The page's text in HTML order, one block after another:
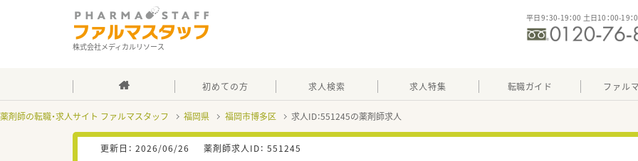
株式会社メディカルリソース
平日9：30-19：00 土日10：00-19
初めての方 求人検索 求人特集 転職ガイド ファル
薬剤師の転職・求人サイト ファルマスタッフ 福岡県 福岡市博多区 求人ID：551245の薬剤師求人
更新日： 2026/06/26 薬剤師求人ID： 551245